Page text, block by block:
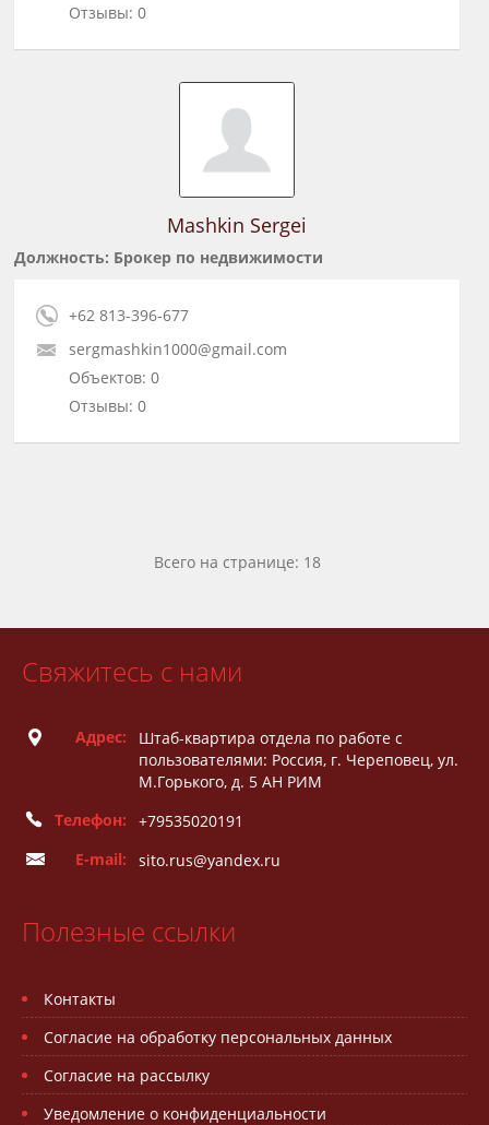
Отзывы: 0
Mashkin Sergei
Должность: Брокер по недвижимости
+62 813-396-677
sergmashkin1000@gmail.com
Объектов: 0
Отзывы: 0
Всего на странице: 18
Свяжитесь с нами
Адрес:
Штаб-квартира отдела по работе с
пользователями: Россия, г. Череповец, ул.
М.Горького, д. 5 АН РИМ
Телефон:
+79535020191
E-mail:
sito.rus@yandex.ru
Полезные ссылки
Контакты
Согласие на обработку персональных данных
Согласие на рассылку
Уведомление о конфиденциальности